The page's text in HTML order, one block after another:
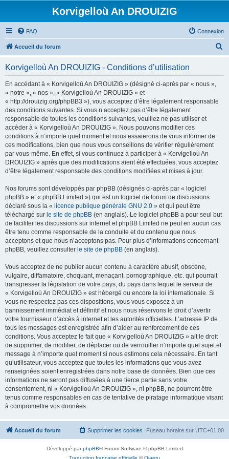
Korvigelloù An DROUIZIG
FAQ Connexion
Accueil du forum
Korvigelloù An DROUIZIG - Conditions d’utilisation
En accédant à « Korvigelloù An DROUIZIG » (désigné ci-après par « nous »,
« notre », « nos », « Korvigelloù An DROUIZIG » et
« http://drouizig.org/phpBB3 »), vous acceptez d’être légalement responsable
des conditions suivantes. Si vous n’acceptez pas d’être légalement
responsable de toutes les conditions suivantes, veuillez ne pas utiliser et
accéder à « Korvigelloù An DROUIZIG ». Nous pouvons modifier ces
conditions à n’importe quel moment et nous essaierons de vous informer de
ces modifications, bien que nous vous conseillons de vérifier régulièrement
par vous-même. En effet, si vous continuez à participer à « Korvigelloù An
DROUIZIG » après que des modifications aient été effectuées, vous acceptez
d’être légalement responsable des conditions modifiées et mises à jour.
Nos forums sont développés par phpBB (désignés ci-après par « logiciel
phpBB » et « phpBB Limited ») qui est un logiciel de forum de discussions
déclaré sous la « licence publique générale GNU 2.0 » et qui peut être
téléchargé sur le site de phpBB (en anglais). Le logiciel phpBB a pour seul but
de faciliter les discussions sur internet et phpBB Limited ne peut en aucun cas
être tenu comme responsable de la conduite et du contenu que nous
acceptons et que nous n’acceptons pas. Pour plus d’informations concernant
phpBB, veuillez consulter le site de phpBB (en anglais).
Vous acceptez de ne publier aucun contenu à caractère abusif, obscène,
vulgaire, diffamatoire, choquant, menaçant, pornographique, etc. qui pourrait
transgresser la législation de votre pays, du pays dans lequel le serveur de
« Korvigelloù An DROUIZIG » est hébergé ou encore la loi internationale. Si
vous ne respectez pas ces dispositions, vous vous exposez à un
bannissement immédiat et définitif et nous nous réservons le droit d’avertir
votre fournisseur d’accès à internet et les autorités officielles. L’adresse IP de
tous les messages est enregistrée afin d’aider au renforcement de ces
conditions. Vous acceptez le fait que « Korvigelloù An DROUIZIG » ait le droit
de supprimer, de modifier, de déplacer ou de verrouiller n’importe quel sujet et
message à n’importe quel moment si nous estimons cela nécessaire. En tant
qu’utilisateur, vous acceptez que toutes les informations que vous avez
renseignées soient enregistrées dans notre base de données. Bien que ces
informations ne seront pas diffusées à une tierce partie sans votre
consentement, ni « Korvigelloù An DROUIZIG », ni phpBB, ne pourront être
tenus comme responsables en cas de tentative de piratage informatique visant
à compromettre vos données.
Accueil du forum Fuseau horaire sur UTC+01:00
Supprimer les cookies
Développé parphpBB® Forum Software © phpBB Limited
Traduction française officielle ©Qiaeru